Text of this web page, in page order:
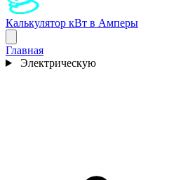
Калькулятор кВт в Амперы
Главная
Электрическую